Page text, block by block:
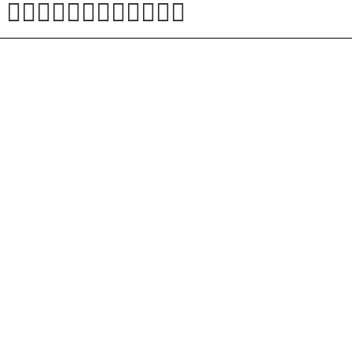
Lorena Wiebes kot puščica tudi v rumeni majici